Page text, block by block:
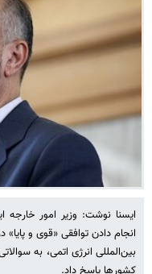
ایسنا نوشت: وزیر امور خارجه
انجام دادن توافقی «قوی و
بین‌المللی انرژی اتمی، به
کشورها پاسخ داد.